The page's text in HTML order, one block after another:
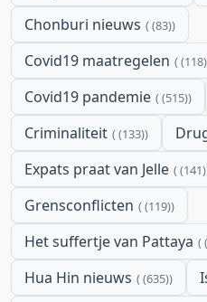
Chonburi nieuws (83)
Covid19 maatregelen (118)
Covid19 pandemie (515)
Criminaliteit (133)
Expats praat van Jelle (141)
Grensconflicten (119)
Het suffertje van Pattaya
Hua Hin nieuws (635)